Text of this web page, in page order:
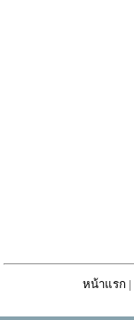
หน้าแรก |